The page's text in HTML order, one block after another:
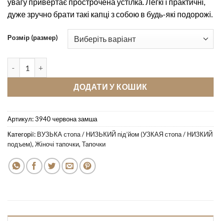
увагу привертає прострочена устілка. Легкі і практичні,
дуже зручно брати такі капці з собою в будь-які подорожі.
Розмір (размер)
ДОДАТИ У КОШИК
Артикул:3940 червона замша
Категорії: ВУЗЬКА стопа / НИЗЬКИЙ під’йом (УЗКАЯ стопа / НИЗКИЙ
подъем),Жіночі тапочки,Тапочки